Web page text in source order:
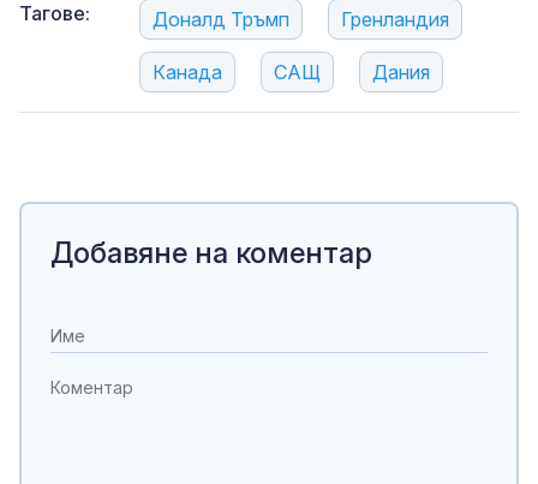
Тагове: Доналд Тръмп Гренландия
Канада САЩ Дания
Добавяне на коментар